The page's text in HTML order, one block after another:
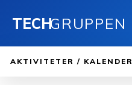
TECHGRUPPEN
AKTIVITETER / KALENDER